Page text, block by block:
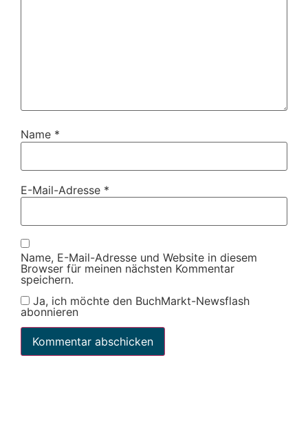
Name *
E-Mail-Adresse *
Name, E-Mail-Adresse und Website in diesem
Browser für meinen nächsten Kommentar
speichern.
Ja, ich möchte den BuchMarkt-Newsflash
abonnieren